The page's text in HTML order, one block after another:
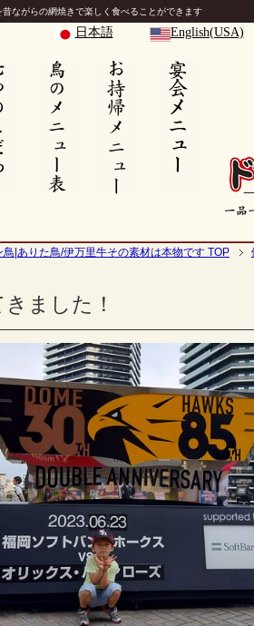
ながらの網焼きで楽しく食べることができます
日本語 English(USA)
|ありた鳥/伊万里牛その素材は本物です TOP
ました！